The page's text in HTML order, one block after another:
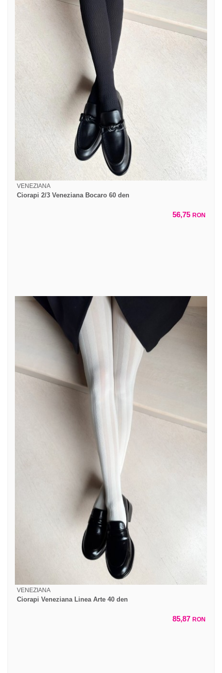
VENEZIANA
Ciorapi 2/3 Veneziana Bocaro 60 den
56,75 RON
VENEZIANA
Ciorapi Veneziana Linea Arte 40 den
85,87 RON